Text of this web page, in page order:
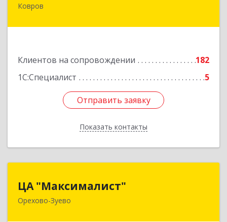
Ковров
Клиентов на сопровождении
182
1С:Специалист
5
Отправить заявку
Показать контакты
601900, Владимирская обл, Ковров г, Барсукова
Отправить заявку
Назад
ЦА "Максималист"
Орехово-Зуево
142600, Московская обл, Орехово-Зуево г,